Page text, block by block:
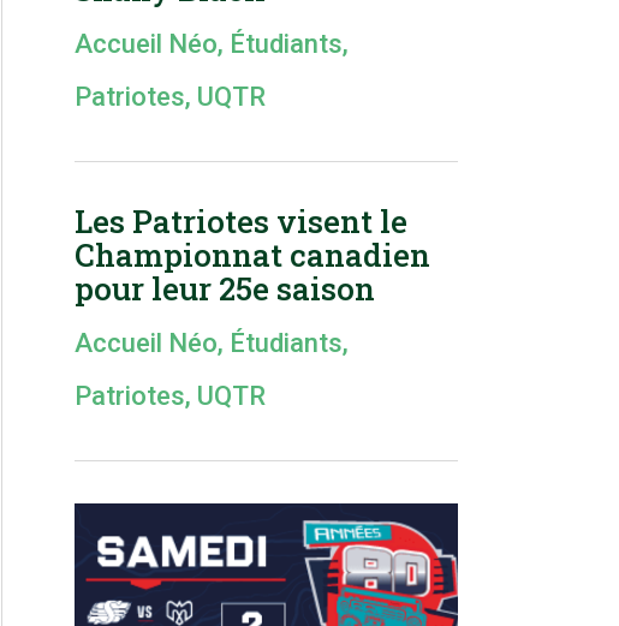
Accueil Néo, Étudiants,
Patriotes, UQTR
Les Patriotes visent le
Championnat canadien
pour leur 25e saison
Accueil Néo, Étudiants,
Patriotes, UQTR